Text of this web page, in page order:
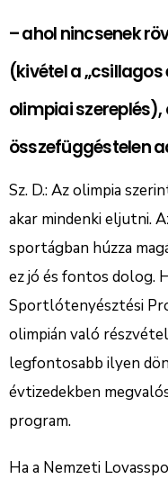
– ahol nincsenek
(kivétel a
olimpiai
összefüggéstelen
Sz. D.: Az olimpia
akar mindenki eljutni.
sportágban húzza
ez jó és fontos dolog.
Sportlótenyésztési
olimpián való
legfontosabb ilyen
évtizedekben
program.
Ha a Nemzeti